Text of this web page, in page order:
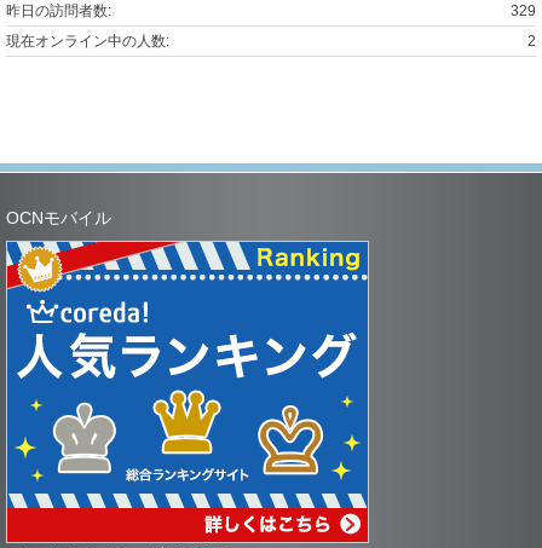
329
昨日の訪問者数:
2
現在オンライン中の人数:
OCNモバイル